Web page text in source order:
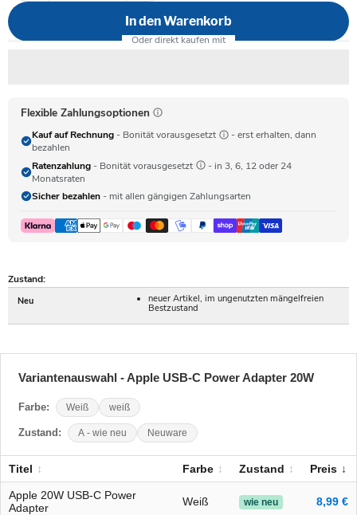
In den Warenkorb
Flexible Zahlungsoptionen
Kauf auf Rechnung - Bonität vorausgesetzt
- erst erhalten, dann
bezahlen
Ratenzahlung - Bonität vorausgesetzt
- in 3, 6, 12 oder 24
Monatsraten
Sicher bezahlen - mit allen gängigen Zahlungsarten
Zustand:
Neu
neuer Artikel, im ungenutzten mängelfreien
Bestzustand
Variantenauswahl - Apple USB-C Power Adapter 20W
Farbe: Weiß weiß
Zustand: A - wie neu Neuware
Titel Farbe Zustand Preis
Apple 20W USB-C Power
Adapter
Weiß wie neu 8,99 €